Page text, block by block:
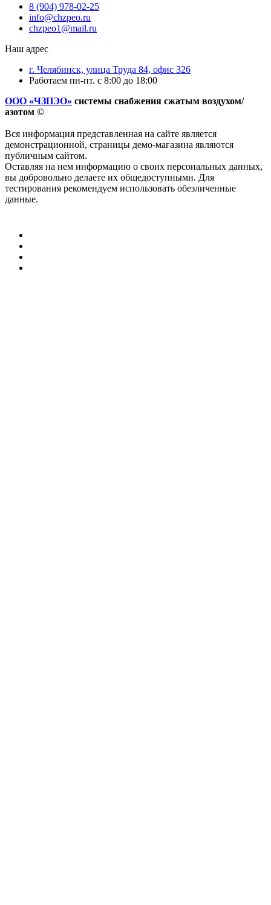
8 (904) 978-02-25
info@chzpeo.ru
chzpeo1@mail.ru
Наш адрес
г. Челябинск, улица Труда 84, офис 326
Работаем пн-пт. с 8:00 до 18:00
ООО «ЧЗПЭО» системы снабжения сжатым воздухом/
азотом ©
Вся информация представленная на сайте является
демонстрационной, страницы демо-магазина являются
публичным сайтом.
Оставляя на нем информацию о своих персональных данных,
вы добровольно делаете их общедоступными. Для
тестирования рекомендуем использовать обезличенные
данные.